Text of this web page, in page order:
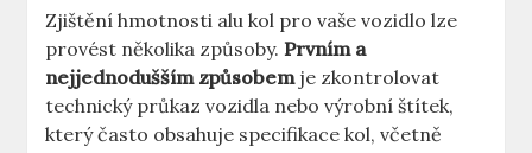
Zjištění hmotnosti alu kol pro vaše vozidlo lze
provést několika způsoby.Prvním a
nejjednodušším způsobemje zkontrolovat
technický průkaz vozidla nebo výrobní štítek,
který často obsahuje specifikace kol, včetně